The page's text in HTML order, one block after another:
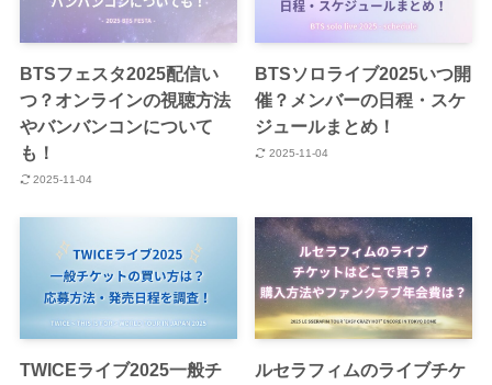
BTSフェスタ2025配信い
つ？オンラインの視聴方法
やバンバンコンについて
も！
2025-11-04
BTSソロライブ2025いつ開
催？メンバーの日程・スケ
ジュールまとめ！
2025-11-04
TWICEライブ2025一般チ
ルセラフィムのライブチケ